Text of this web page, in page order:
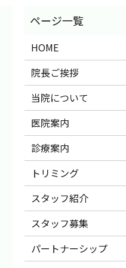
HOME
院長ご挨拶
当院について
医院案内
診療案内
トリミング
スタッフ紹介
スタッフ募集
パートナーシップ